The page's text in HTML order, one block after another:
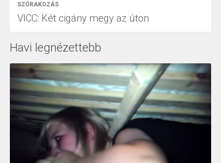
SZÓRAKOZÁS
VICC: Két cigány megy az úton
Havi legnézettebb